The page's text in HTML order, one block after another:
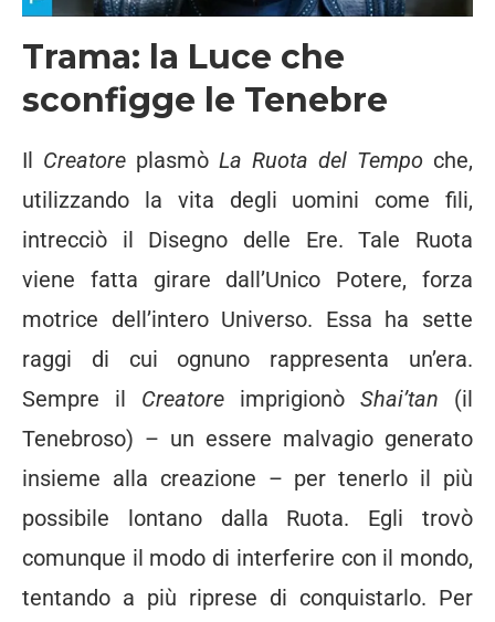
Trama: la Luce che
sconfigge le Tenebre
Il Creatore plasmò La Ruota del Tempo che,
utilizzando la vita degli uomini come fili,
intrecciò il Disegno delle Ere. Tale Ruota
viene fatta girare dall’Unico Potere, forza
motrice dell’intero Universo. Essa ha sette
raggi di cui ognuno rappresenta un’era.
Sempre il Creatore imprigionò Shai’tan (il
Tenebroso) – un essere malvagio generato
insieme alla creazione – per tenerlo il più
possibile lontano dalla Ruota. Egli trovò
comunque il modo di interferire con il mondo,
tentando a più riprese di conquistarlo. Per